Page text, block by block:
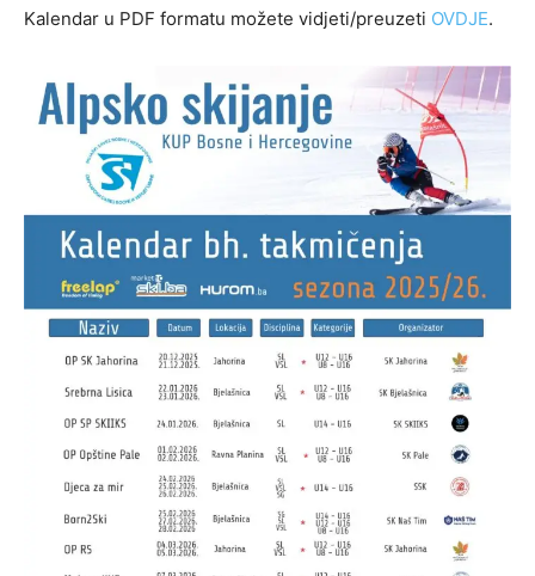
Kalendar u PDF formatu možete vidjeti/preuzeti OVDJE.